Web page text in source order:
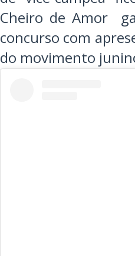
Cheiro de Amor
concurso com
do movimento